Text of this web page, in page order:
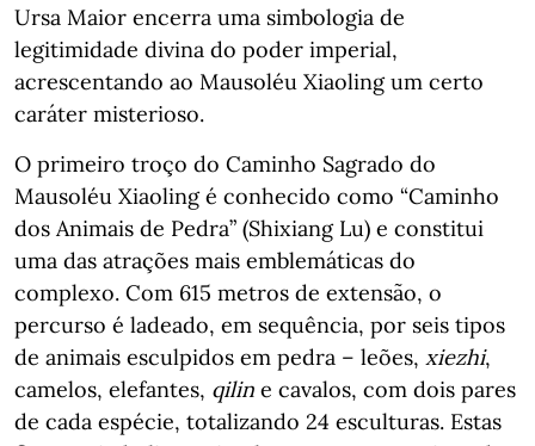
Ursa Maior encerra uma simbologia de
legitimidade divina do poder imperial,
acrescentando ao Mausoléu Xiaoling um certo
caráter misterioso.
O primeiro troço do Caminho Sagrado do
Mausoléu Xiaoling é conhecido como “Caminho
dos Animais de Pedra” (Shixiang Lu) e constitui
uma das atrações mais emblemáticas do
complexo. Com 615 metros de extensão, o
percurso é ladeado, em sequência, por seis tipos
de animais esculpidos em pedra – leões, xiezhi,
camelos, elefantes, qilin e cavalos, com dois pares
de cada espécie, totalizando 24 esculturas. Estas